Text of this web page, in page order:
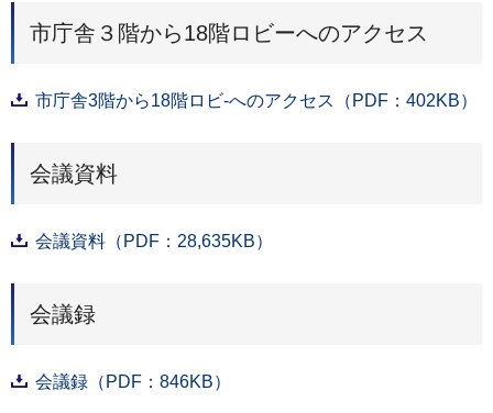
市庁舎３階から18階ロビーへのアクセス
市庁舎3階から18階ロビ-へのアクセス（PDF：402KB）
会議資料
会議資料（PDF：28,635KB）
会議録
会議録（PDF：846KB）